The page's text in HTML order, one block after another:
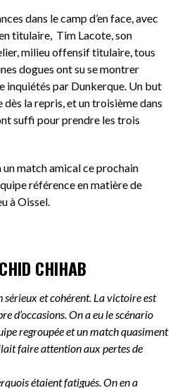
dans le camp d’en face, avec
titulaire, Tim Lacote, son
milieu offensif titulaire, tous
dogues ont su se montrer
inquiétés par Dunkerque. Un but
dès la repris, et un troisième dans
suffi pour prendre les trois
match amical ce prochain
référence en matière de
à Oissel.
CHIHAB
et cohérent. La victoire est
d’occasions. On a eu le scénario
regroupée et un match quasiment
faire attention aux pertes de
étaient fatigués. On en a